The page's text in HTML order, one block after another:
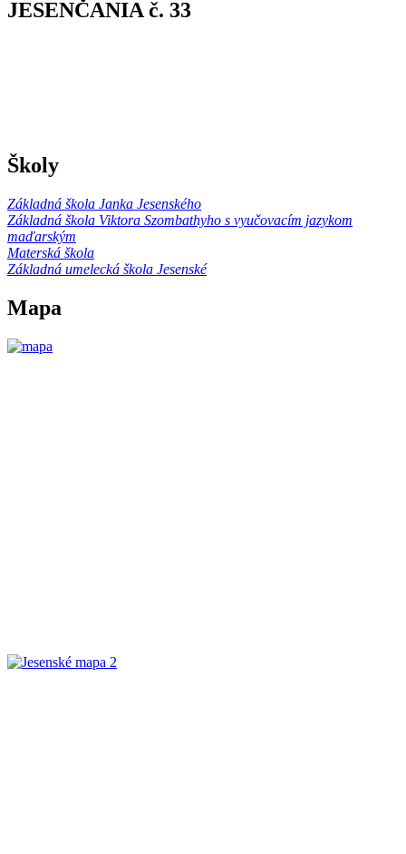
JESENČANIA č. 33
Školy
Základná škola Janka Jesenského
Základná škola Viktora Szombathyho s vyučovacím jazykom
maďarským
Materská škola
Základná umelecká škola Jesenské
Mapa